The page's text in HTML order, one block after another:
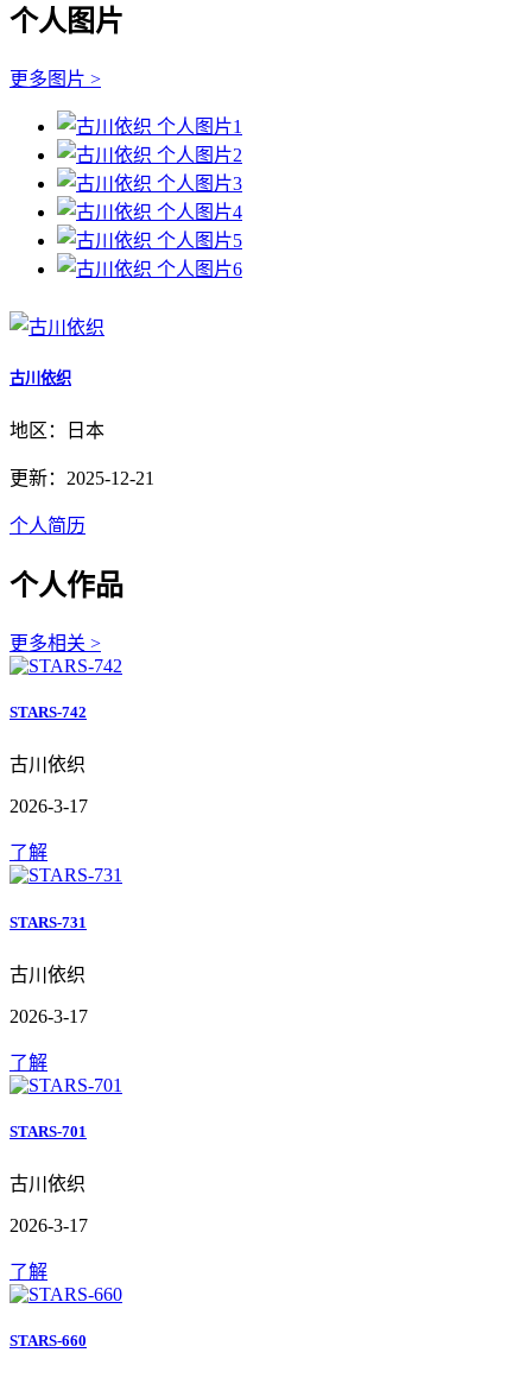
个人图片
更多图片 >
古川依织
地区：日本
更新：2025-12-21
个人简历
个人作品
更多相关 >
STARS-742
古川依织
2026-3-17
了解
STARS-731
古川依织
2026-3-17
了解
STARS-701
古川依织
2026-3-17
了解
STARS-660